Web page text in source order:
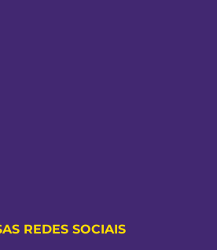
REDES SOCIAIS